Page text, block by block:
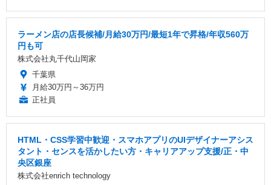
ラーメン店の店長候補/月給30万円/最短1年で昇格/年収560万
円も可
株式会社丸千代山岡家
千葉県
月給30万円～36万円
正社員
HTML・CSS学習中歓迎・スマホアプリのUIデザイナーアシス
タント・センスを活かしたい方・キャリアアップ支援/正・中
央区銀座
株式会社enrich technology